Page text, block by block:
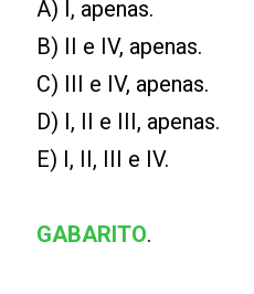
A) I, apenas.
B) II e IV, apenas.
C) III e IV, apenas.
D) I, II e III, apenas.
E) I, II, III e IV.
GABARITO.